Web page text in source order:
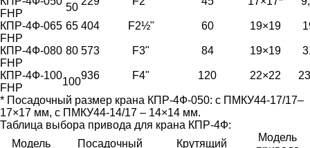
FHP
50
КПР-4Ф-065
FHP
65 404 F2½" 60 19×19
КПР-4Ф-080
FHP
80 573 F3" 84 19×19
КПР-4Ф-100
FHP
100
936 F4" 120 22×22
* Посадочный размер крана КПР-4Ф-050: с ПМКУ44-17/17–
17×17 мм, с ПМКУ44-14/17 – 14×14 мм.
Таблица выбора привода для крана КПР-4Ф:
Модель
Посадочный
Крутящий
Модель